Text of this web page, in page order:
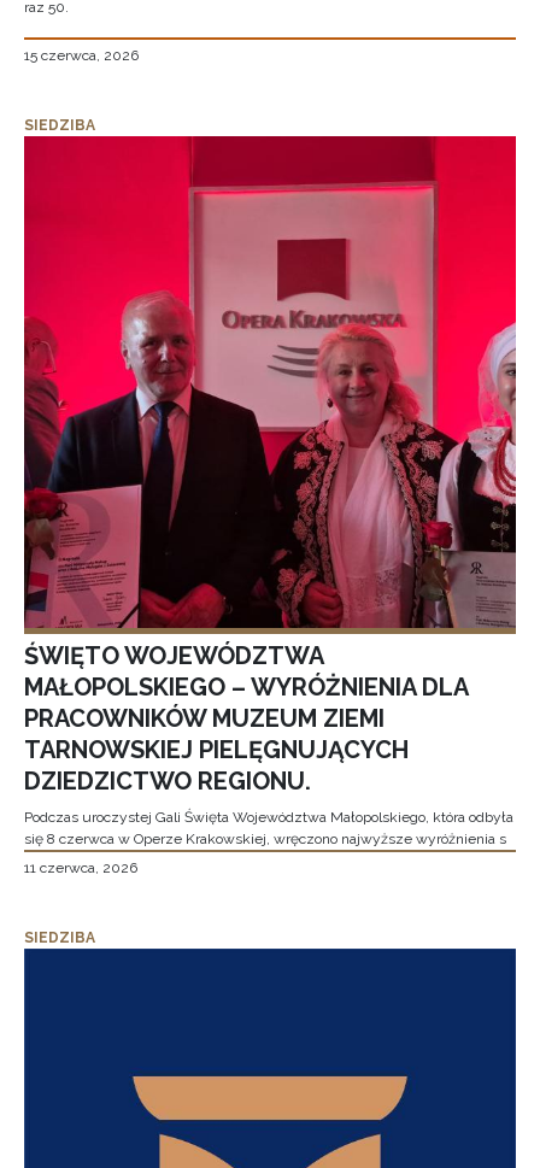
raz 50.
15 czerwca, 2026
SIEDZIBA
ŚWIĘTO WOJEWÓDZTWA
MAŁOPOLSKIEGO – WYRÓŻNIENIA DLA
PRACOWNIKÓW MUZEUM ZIEMI
TARNOWSKIEJ PIELĘGNUJĄCYCH
DZIEDZICTWO REGIONU.
Podczas uroczystej Gali Święta Województwa Małopolskiego, która odbyła
się 8 czerwca w Operze Krakowskiej, wręczono najwyższe wyróżnienia s
11 czerwca, 2026
SIEDZIBA